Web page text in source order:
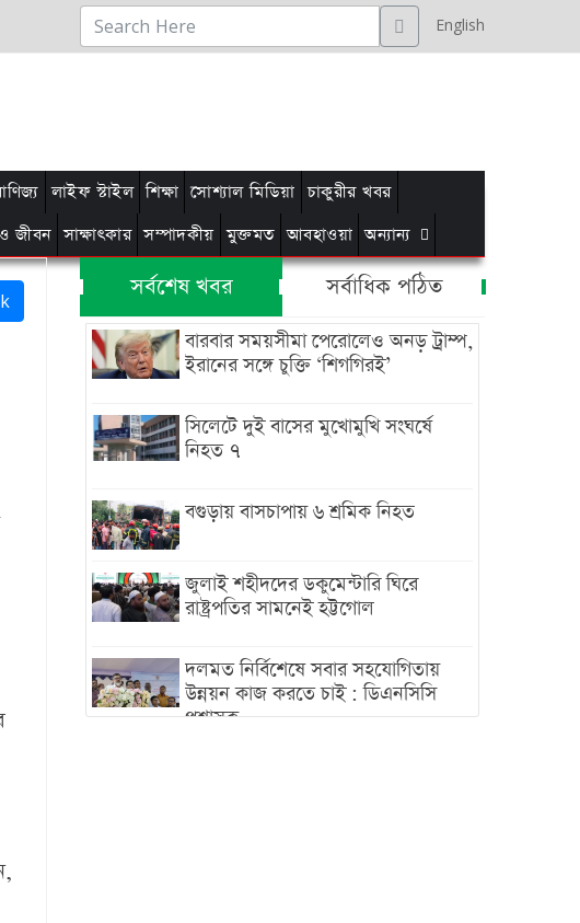
English
লাইফ স্টাইল শিক্ষা সোশ্যাল মিডিয়া চাকুরীর খবর
জীবন সাক্ষাৎকার সম্পাদকীয় মুক্তমত আবহাওয়া অন্যান্য
সর্বশেষ খবর সর্বাধিক পঠিত
বারবার সময়সীমা পেরোলেও অনড় ট্রাম্প,
ইরানের সঙ্গে চুক্তি ‘শিগগিরই’
সিলেটে দুই বাসের মুখোমুখি সংঘর্ষে
নিহত ৭
বগুড়ায় বাসচাপায় ৬ শ্রমিক নিহত
জুলাই শহীদদের ডকুমেন্টারি ঘিরে
রাষ্ট্রপতির সামনেই হট্টগোল
দলমত নির্বিশেষে সবার সহযোগিতায়
উন্নয়ন কাজ করতে চাই : ডিএনসিসি
প্রশাসক